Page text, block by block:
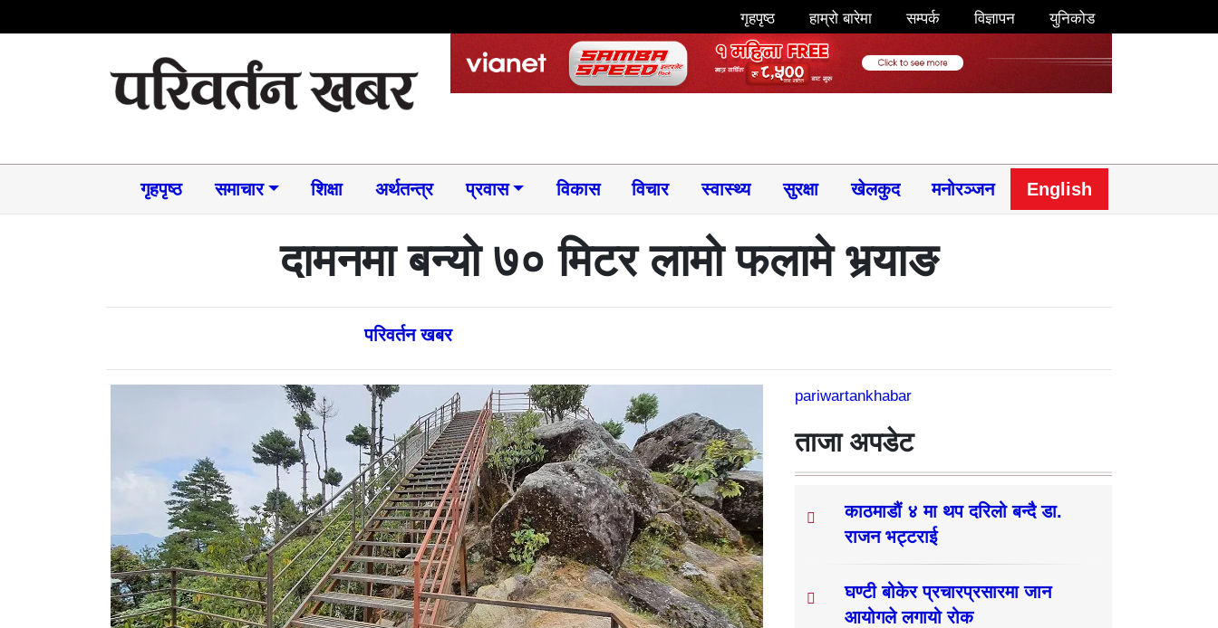
गृहपृष्ठ हाम्रो बारेमा सम्पर्क विज्ञापन युनिकोड
गृहपृष्ठ समाचार​ शिक्षा अर्थतन्त्र प्रवास विकास विचार स्वास्थ्य सुरक्षा खेलकुद मनोरञ्जन English
दामनमा बन्यो ७० मिटर लामो फलामे भर्‍याङ
परिवर्तन खबर
pariwartankhabar
ताजा अपडेट
काठमाडौं ४ मा थप दरिलो बन्दै डा.
राजन भट्टराई
घण्टी बोकेर प्रचारप्रसारमा जान
आयोगले लगायो रोक